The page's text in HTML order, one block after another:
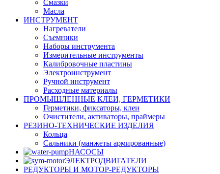
Смазки
Масла
ИНСТРУМЕНТ
Нагреватели
Съемники
Наборы инструмента
Измерительные инструменты
Калибровочные пластины
Электроинструмент
Ручной инструмент
Расходные материалы
ПРОМЫШЛЕННЫЕ КЛЕИ, ГЕРМЕТИКИ
Герметики, фиксаторы, клеи
Очистители, активаторы, праймеры
РЕЗИНО-ТЕХНИЧЕСКИЕ ИЗДЕЛИЯ
Кольца
Сальники (манжеты армированные)
НАСОСЫ
ЭЛЕКТРОДВИГАТЕЛИ
РЕДУКТОРЫ И МОТОР-РЕДУКТОРЫ